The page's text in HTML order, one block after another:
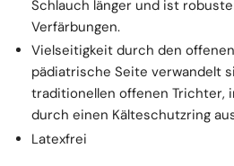
Schlauch länger und ist
Verfärbungen.
Vielseitigkeit durch den
pädiatrische Seite verwandelt
traditionellen offenen Trichter,
durch einen Kälteschutzring
Latexfrei